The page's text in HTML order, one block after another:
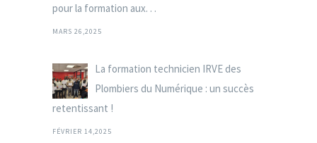
pour la formation aux. . .
MARS 26,2025
La formation technicien IRVE des
Plombiers du Numérique : un succès
retentissant !
FÉVRIER 14,2025